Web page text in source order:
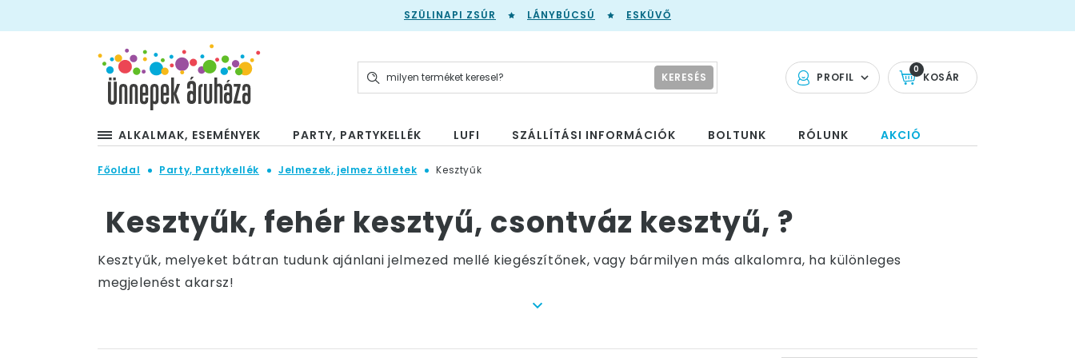
SZÜLINAPI ZSÚR LÁNYBÚCSÚ ESKÜVŐ
PROFIL KOSÁR
0
KERESÉS
ALKALMAK, ESEMÉNYEK PARTY, PARTYKELLÉK LUFI SZÁLLÍTÁSI INFORMÁCIÓK BOLTUNK RÓLUNK AKCIÓ
Főoldal Party, Partykellék Jelmezek, jelmez ötletek Kesztyűk
Kesztyűk, fehér kesztyű, csontváz kesztyű, ?
Kesztyűk, melyeket bátran tudunk ajánlani jelmezed mellé kiegészítőnek, vagy bármilyen más alkalomra, ha különleges
megjelenést akarsz!
Legyen szó akár egy diplomaosztóról, esküvőről, egy retro vagy épp halloween partyról, nálunk mindenféle kesztyűt megtalálsz!
Fehér kesztyű illik a menyasszonyi ruhához, emlékbe is el lehet tenni. Egy hosszú kesztyű - legyen az piros, fekete vagy fehér -